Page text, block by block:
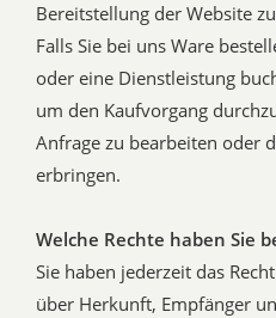
Bereitstellung der Website
Falls Sie bei uns Ware
oder eine Dienstleistung
um den Kaufvorgang
Anfrage zu bearbeiten oder
erbringen.
Welche Rechte haben Sie
Sie haben jederzeit das
über Herkunft, Empfänger